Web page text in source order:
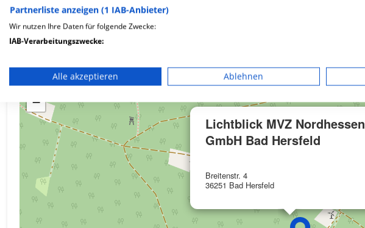
Karte
Lichtblick MVZ Nordhessen
GmbH Bad Hersfeld
Breitenstr. 4
36251 Bad Hersfeld
+
−
Partnerliste anzeigen (1 IAB-Anbieter)
Wir nutzen Ihre Daten für folgende Zwecke:
IAB-Verarbeitungszwecke:
Verwendung reduzierter Daten zur Auswahl von Werbeanzeigen
Erstellung von Profilen für personalisierte Werbung
Verwendung von Profilen zur Auswahl personalisierter Werbung
Erstellung von Profilen zur Personalisierung von Inhalten
Verwendung von Profilen zur Auswahl personalisierter Inhalte
Messung der Werbeleistung
Alle akzeptieren Ablehnen